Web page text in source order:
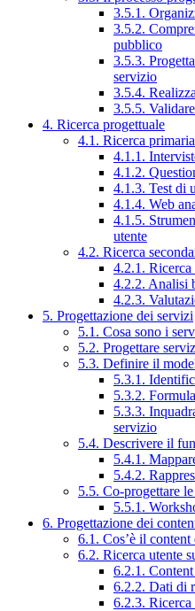
3.5.1.
3.5.2.
pubblico
3.5.3.
servizio
3.5.4.
3.5.5.
4. Ricerca progettuale
4.1. Ricerca primaria
4.1.1.
4.1.2.
4.1.3. Test di
4.1.4. Web
4.1.5.
utente
4.2. Ricerca
4.2.1. Ricerca
4.2.2. Analisi
4.2.3.
5. Progettazione dei servizi
5.1. Cosa sono i
5.2. Progettare
5.3. Definire il
5.3.1.
5.3.2.
5.3.3.
servizio
5.4. Descrivere il
5.4.1.
5.4.2.
5.5. Co-progettare
5.5.1.
6. Progettazione dei
6.1. Cos’è il content
6.2. Ricerca utente
6.2.1.
6.2.2. Dati di
6.2.3.